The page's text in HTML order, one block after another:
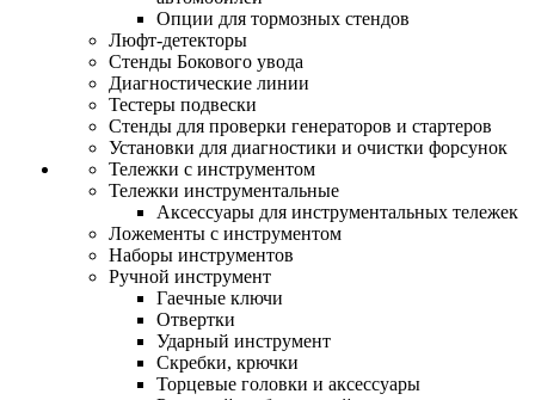
Опции для тормозных стендов
Люфт-детекторы
Стенды Бокового увода
Диагностические линии
Тестеры подвески
Стенды для проверки генераторов и стартеров
Установки для диагностики и очистки форсунок
Тележки с инструментом
Тележки инструментальные
Аксессуары для инструментальных тележек
Ложементы с инструментом
Наборы инструментов
Ручной инструмент
Гаечные ключи
Отвертки
Ударный инструмент
Скребки, крючки
Торцевые головки и аксессуары